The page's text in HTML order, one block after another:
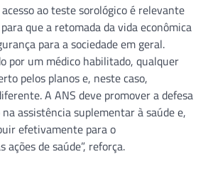
ao teste sorológico é relevante
que a retomada da vida econômica
para a sociedade em geral.
por um médico habilitado, qualquer
pelos planos e, neste caso,
A ANS deve promover a defesa
assistência suplementar à saúde e,
efetivamente para o
de saúde”, reforça.